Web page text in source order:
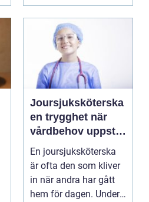
Joursjuksköterska
en trygghet när
vårdbehov uppstår
dygnet runt
En joursjuksköterska
är ofta den som kliver
in när andra har gått
hem för dagen. Under